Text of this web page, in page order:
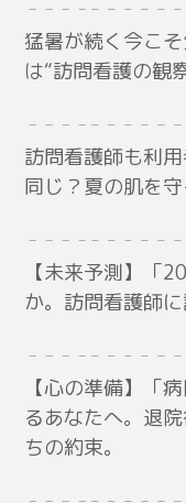
猛暑が続く今こ
は“訪問看護の観
訪問看護師も利
同じ？夏の肌を
【未来予測】「
か。訪問看護師
【心の準備】「
るあなたへ。退
ちの約束。